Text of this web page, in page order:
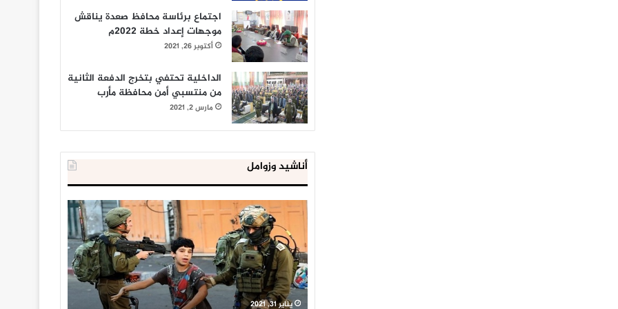
اجتماع برئاسة محافظ صعدة يناقش
موجهات إعداد خطة 2022م
أكتوبر 26, 2021
الداخلية تحتفي بتخرج الدفعة الثانية
من منتسبي أمن محافظة مأرب
مارس 2, 2021
أناشيد وزوامل
العدو
الإسرائيلي
اعتقل
543
طفلا
فلسطينيا
خلال
يناير 31, 2021
الداخلية
المصرية
تعلن
إحباط
‘مخطط
كبير’